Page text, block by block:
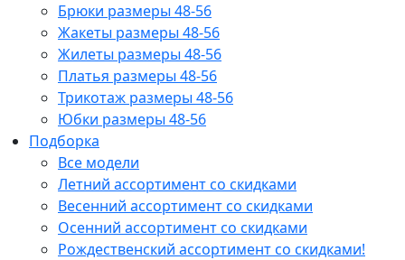
Брюки размеры 48-56
Жакеты размеры 48-56
Жилеты размеры 48-56
Платья размеры 48-56
Трикотаж размеры 48-56
Юбки размеры 48-56
Подборка
Все модели
Летний ассортимент со скидками
Весенний ассортимент со скидками
Осенний ассортимент со скидками
Рождественский ассортимент со скидками!